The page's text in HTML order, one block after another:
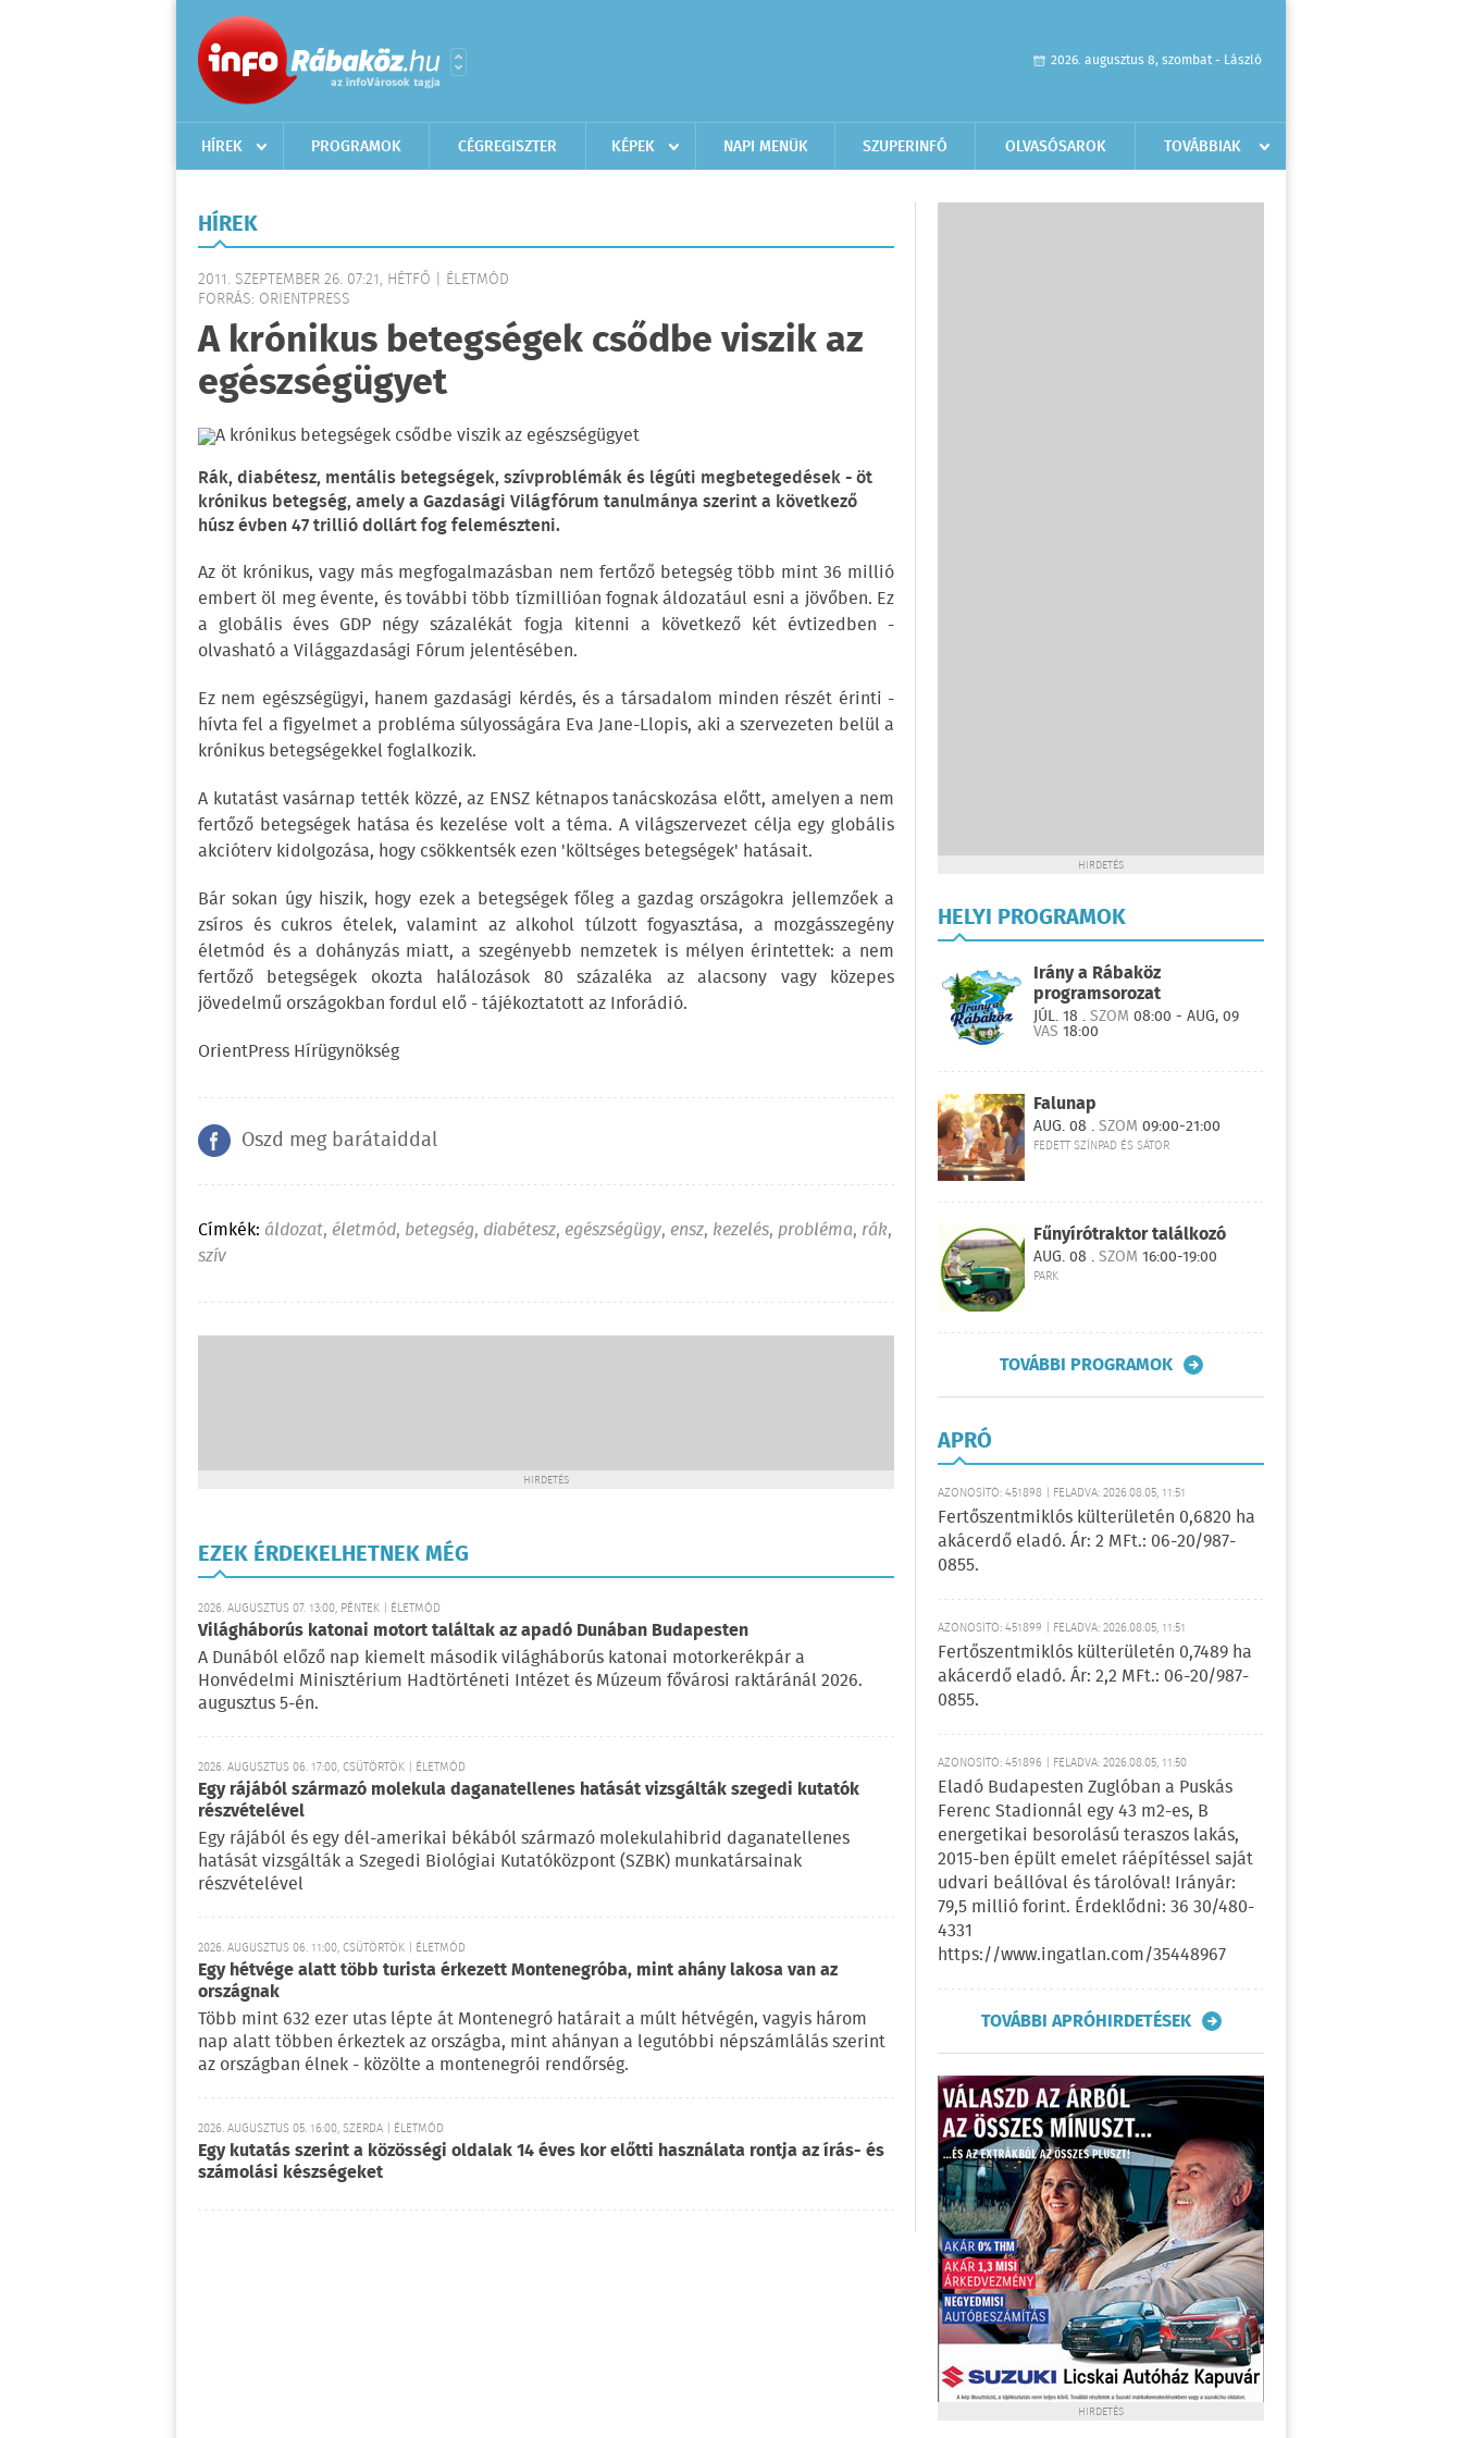
2026. augusztus 8, szombat - László
HÍREK PROGRAMOK CÉGREGISZTER KÉPEK NAPI MENÜK SZUPERINFÓ OLVASÓSAROK TOVÁBBIAK
HÍREK
2011. SZEPTEMBER 26. 07:21, HÉTFŐ | ÉLETMÓD
FORRÁS: ORIENTPRESS
A krónikus betegségek csődbe viszik az
egészségügyet
Rák, diabétesz, mentális betegségek, szívproblémák és légúti megbetegedések - öt
krónikus betegség, amely a Gazdasági Világfórum tanulmánya szerint a következő
húsz évben 47 trillió dollárt fog felemészteni.
Az öt krónikus, vagy más megfogalmazásban nem fertőző betegség több mint 36 millió
embert öl meg évente, és további több tízmillióan fognak áldozatául esni a jövőben. Ez
a globális éves GDP négy százalékát fogja kitenni a következő két évtizedben -
olvasható a Világgazdasági Fórum jelentésében.
Ez nem egészségügyi, hanem gazdasági kérdés, és a társadalom minden részét érinti -
hívta fel a figyelmet a probléma súlyosságára Eva Jane-Llopis, aki a szervezeten belül a
krónikus betegségekkel foglalkozik.
A kutatást vasárnap tették közzé, az ENSZ kétnapos tanácskozása előtt, amelyen a nem
fertőző betegségek hatása és kezelése volt a téma. A világszervezet célja egy globális
akcióterv kidolgozása, hogy csökkentsék ezen 'költséges betegségek' hatásait.
Bár sokan úgy hiszik, hogy ezek a betegségek főleg a gazdag országokra jellemzőek a
zsíros és cukros ételek, valamint az alkohol túlzott fogyasztása, a mozgásszegény
életmód és a dohányzás miatt, a szegényebb nemzetek is mélyen érintettek: a nem
fertőző betegségek okozta halálozások 80 százaléka az alacsony vagy közepes
jövedelmű országokban fordul elő - tájékoztatott az Inforádió.
OrientPress Hírügynökség
Oszd meg barátaiddal
Címkék: áldozat, életmód, betegség, diabétesz, egészségügy, ensz, kezelés, probléma, rák,
szív
HIRDETÉS
EZEK ÉRDEKELHETNEK MÉG
2026. AUGUSZTUS 07. 13:00, PÉNTEK | ÉLETMÓD
Világháborús katonai motort találtak az apadó Dunában Budapesten
A Dunából előző nap kiemelt második világháborús katonai motorkerékpár a
Honvédelmi Minisztérium Hadtörténeti Intézet és Múzeum fővárosi raktáránál 2026.
augusztus 5-én.
2026. AUGUSZTUS 06. 17:00, CSÜTÖRTÖK | ÉLETMÓD
Egy rájából származó molekula daganatellenes hatását vizsgálták szegedi kutatók
részvételével
Egy rájából és egy dél-amerikai békából származó molekulahibrid daganatellenes
hatását vizsgálták a Szegedi Biológiai Kutatóközpont (SZBK) munkatársainak
részvételével
2026. AUGUSZTUS 06. 11:00, CSÜTÖRTÖK | ÉLETMÓD
Egy hétvége alatt több turista érkezett Montenegróba, mint ahány lakosa van az
országnak
Több mint 632 ezer utas lépte át Montenegró határait a múlt hétvégén, vagyis három
nap alatt többen érkeztek az országba, mint ahányan a legutóbbi népszámlálás szerint
az országban élnek - közölte a montenegrói rendőrség.
2026. AUGUSZTUS 05. 16:00, SZERDA | ÉLETMÓD
Egy kutatás szerint a közösségi oldalak 14 éves kor előtti használata rontja az írás- és
számolási készségeket
HIRDETÉS
HELYI PROGRAMOK
Irány a Rábaköz
programsorozat
JÚL. 18 .SZOM 08:00 - AUG, 09
VAS 18:00
Falunap
AUG. 08 .SZOM 09:00-21:00
FEDETT SZÍNPAD ÉS SÁTOR
Fűnyírótraktor találkozó
AUG. 08 .SZOM 16:00-19:00
PARK
TOVÁBBI PROGRAMOK
APRÓ
AZONOSÍTÓ: 451898 | FELADVA: 2026.08.05, 11:51
Fertőszentmiklós külterületén 0,6820 ha
akácerdő eladó. Ár: 2 MFt.: 06-20/987-
0855.
AZONOSÍTÓ: 451899 | FELADVA: 2026.08.05, 11:51
Fertőszentmiklós külterületén 0,7489 ha
akácerdő eladó. Ár: 2,2 MFt.: 06-20/987-
0855.
AZONOSÍTÓ: 451896 | FELADVA: 2026.08.05, 11:50
Eladó Budapesten Zuglóban a Puskás
Ferenc Stadionnál egy 43 m2-es, B
energetikai besorolású teraszos lakás,
2015-ben épült emelet ráépítéssel saját
udvari beállóval és tárolóval! Irányár:
79,5 millió forint. Érdeklődni: 36 30/480-
4331
https://www.ingatlan.com/35448967
TOVÁBBI APRÓHIRDETÉSEK
HIRDETÉS